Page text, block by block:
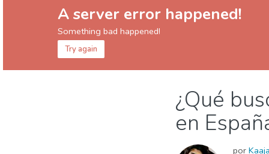
A server error happened!
Something bad happened!
Try again
Tablón corporativo Tablón
¿Qué
en
por